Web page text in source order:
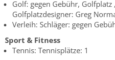
Golf: gegen Gebühr, Golfplatz
Golfplatzdesigner: Greg
Verleih: Schläger: gegen
Sport & Fitness
Tennis: Tennisplätze: 1